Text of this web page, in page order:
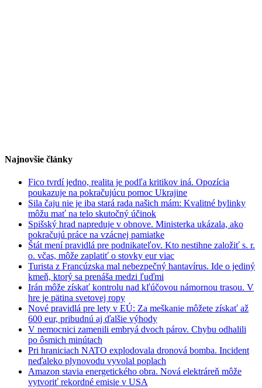
Najnovšie články
Fico tvrdí jedno, realita je podľa kritikov iná. Opozícia
poukazuje na pokračujúcu pomoc Ukrajine
Sila čaju nie je iba stará rada našich mám: Kvalitné bylinky
môžu mať na telo skutočný účinok
Spišský hrad napreduje v obnove. Ministerka ukázala, ako
pokračujú práce na vzácnej pamiatke
Štát mení pravidlá pre podnikateľov. Kto nestihne založiť s. r.
o. včas, môže zaplatiť o stovky eur viac
Turista z Francúzska mal nebezpečný hantavírus. Ide o jediný
kmeň, ktorý sa prenáša medzi ľuďmi
Irán môže získať kontrolu nad kľúčovou námornou trasou. V
hre je pätina svetovej ropy
Nové pravidlá pre lety v EÚ: Za meškanie môžete získať až
600 eur, pribudnú aj ďalšie výhody
V nemocnici zamenili embryá dvoch párov. Chybu odhalili
po ôsmich minútach
Pri hraniciach NATO explodovala dronová bomba. Incident
neďaleko plynovodu vyvolal poplach
Amazon stavia energetického obra. Nová elektráreň môže
vytvoriť rekordné emisie v USA